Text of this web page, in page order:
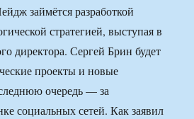
займётся разработкой
стратегией, выступая в
директора. Сергей Брин будет
проекты и новые
очередь — за
социальных сетей. Как заявил